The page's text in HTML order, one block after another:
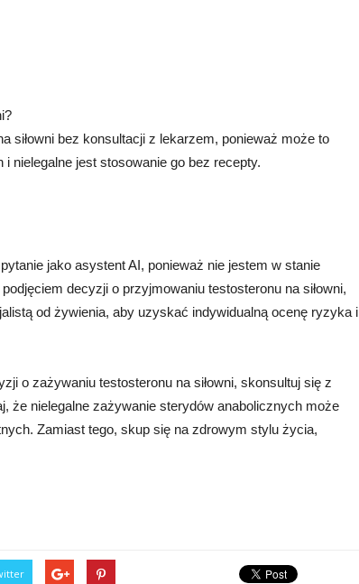
siłowni bez konsultacji z lekarzem, ponieważ może to
nielegalne jest stosowanie go bez recepty.
jako asystent AI, ponieważ nie jestem w stanie
decyzji o przyjmowaniu testosteronu na siłowni,
od żywienia, aby uzyskać indywidualną ocenę ryzyka i
o zażywaniu testosteronu na siłowni, skonsultuj się z
że nielegalne zażywanie sterydów anabolicznych może
Zamiast tego, skup się na zdrowym stylu życia,